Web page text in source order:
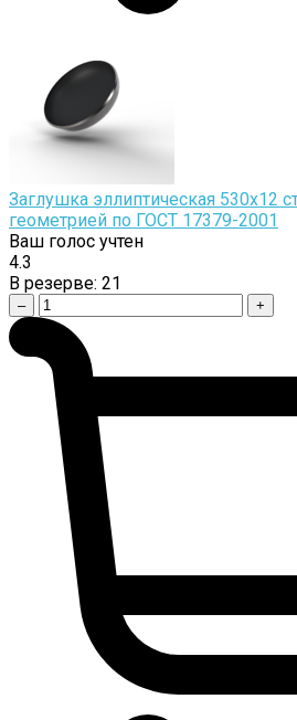
Заглушка эллиптическая 530х12
геометрией по ГОСТ 17379-2001
Ваш голос учтен
4.3
В резерве: 21
– +